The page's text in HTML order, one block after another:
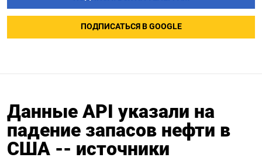
ПОДПИСАТЬСЯ В GOOGLE
Данные API указали на
падение запасов нефти в
США -- источники